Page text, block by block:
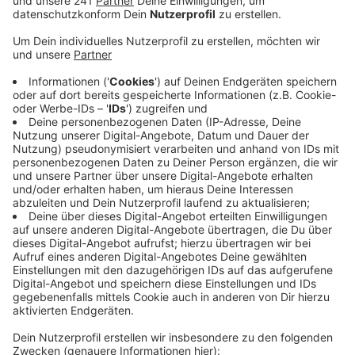
ein Dorn im Auge. Der Ärger äußert sich jetzt
durch Protest.
Veröffentlicht:Donnerstag, 27.08.2020 12:13
Anzeige
Die Anwohner haben sie eine Bürgerinitiative
gegründet - und die will heute Nachmittag die
Sommertour von Oberbürgermeister Richrath nutzen,
um ihrem Unmut Gehör zu verschaffen.
Die Kritik: Die Pläne seien still und heimlich an den
Anwohnern vorbei gemacht worden und würden vor Ort
für heilloses Verkehrschaos sorgen. Bereits jetzt sei
die Gegend um den Friedhof überlastet durch
Friedhofs- und Wildparkbesucher und
Naherholungssuchende, heißt es.